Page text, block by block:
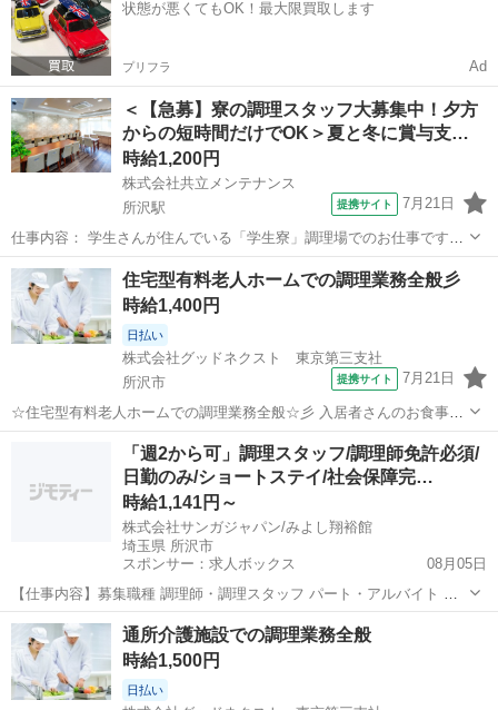
お出迎え ◆お席のご案内 ...状態が悪くてもOK！最大限買取します
プリフラ Ad
＜【急募】寮の調理スタッフ大募集中！夕方
からの短時間だけでOK＞夏と冬に賞与支…
時給1,200円
株式会社共立メンテナンス
所沢駅
提携サイト 7月21日
仕事内容： 学生さんが住んでいる「学生寮」調理場でのお仕事です◎
★週2日からOK★ 週2日～勤務可能です!! スキマ時間を活用して働き
たい方、 大歓迎です!! ★未経験大歓迎★ 未経験でも無資格でもOK。
食事を通して...
埼玉 所沢市 所沢駅 キッチン
住宅型有料老人ホームでの調理業務全般彡
時給1,400円
日払い
株式会社グッドネクスト 東京第三支社
所沢市
提携サイト 7月21日
☆住宅型有料老人ホームでの調理業務全般☆彡 入居者さんのお食事の
形状対応(刻み、トロミ付けなど)、献立に基づく調理業務、盛り付け・
食器洗浄等の調理補助、配膳、調理室の清掃・後片付けなど ・20代～
60代まで幅広い世代の主...
キッチン
「週2から可」調理スタッフ/調理師免許必須/
日勤のみ/ショートステイ/社会保障完…
時給1,141円～
株式会社サンガジャパン/みよし翔裕館
埼玉県 所沢市
スポンサー：求人ボックス
08月05日
【仕事内容】募集職種 調理師・調理スタッフ パート・アルバイト 仕
事内容 調理 給与・手当 <給与> 時給1,141円〜 <基本給> 1,110円〜 <
手当> 交通費支給:実費(上限あり) 交通費支給月額:30,000円 勤務時間...
アルバイト・パート
通所介護施設での調理業務全般
時給1,500円
日払い